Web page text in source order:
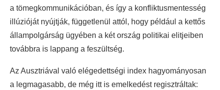
a tömegkommunikációban, és így a konfliktusmentesség
illúzióját nyújtják, függetlenül attól, hogy például a kettős
állampolgárság ügyében a két ország politikai elitjeiben
továbbra is lappang a feszültség.
Az Ausztriával való elégedettségi index hagyományosan
a legmagasabb, de még itt is emelkedést regisztráltak: